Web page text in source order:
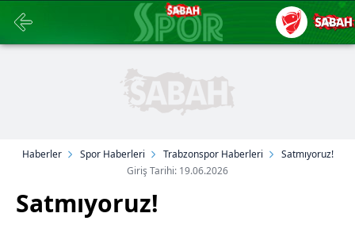
Haberler Spor Haberleri Trabzonspor Haberleri
Satmıyoruz!
Giriş Tarihi: 19.06.2026
Satmıyoruz!